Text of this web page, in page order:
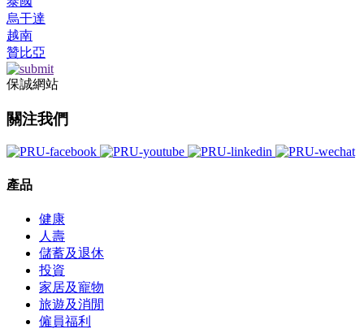
烏干達
越南
贊比亞
保誠網站
關注我們
產品
健康
人壽
儲蓄及退休
投資
家居及寵物
旅遊及消閒
僱員福利